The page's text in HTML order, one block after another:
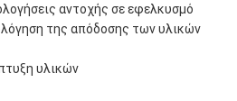
αντοχής σε εφελκυσμό
της απόδοσης των υλικών
υλικών